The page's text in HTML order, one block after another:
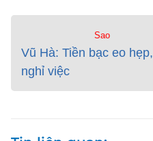
Sao
Vũ Hà: Tiền bạc eo
nghỉ việc